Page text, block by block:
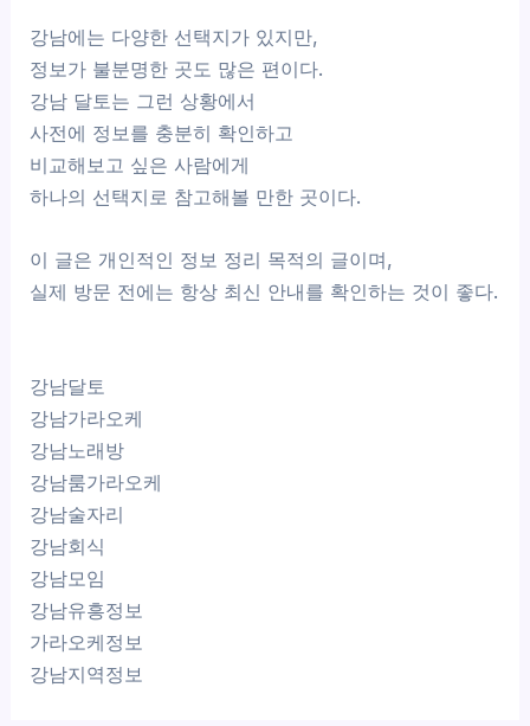
강남에는 다양한 선택지가 있지만,
정보가 불분명한 곳도 많은 편이다.
강남 달토는 그런 상황에서
사전에 정보를 충분히 확인하고
비교해보고 싶은 사람에게
하나의 선택지로 참고해볼 만한 곳이다.
이 글은 개인적인 정보 정리 목적의 글이며,
실제 방문 전에는 항상 최신 안내를 확인하는 것이 좋다.
강남달토
강남가라오케
강남노래방
강남룸가라오케
강남술자리
강남회식
강남모임
강남유흥정보
가라오케정보
강남지역정보